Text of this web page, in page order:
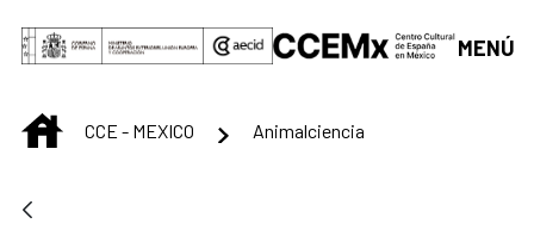
Saltar al contenido principal
MENÚ
INICIOCCE - MEXICO Animalciencia